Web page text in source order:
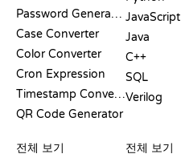
Password Generator
Case Converter
Color Converter
Cron Expression
Timestamp Converter
QR Code Generator
JavaScript
Java
C++
SQL
Verilog
전체 보기
전체 보기